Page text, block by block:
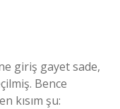
giriş gayet sade,
Bence
kısım şu: